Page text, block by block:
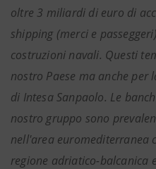
oltre 3 miliardi di euro di
shipping (merci e
costruzioni navali. Questi
nostro Paese ma anche
di Intesa Sanpaolo. Le
nostro gruppo sono
nell'area euromediterranea
regione adriatico-balcanica